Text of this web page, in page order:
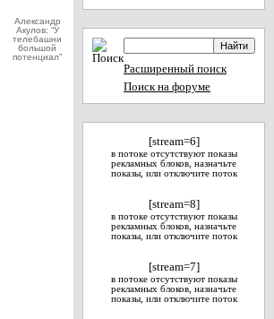
Александр
Акулов: “У
телебашни
большой
потенциал”
Расширенный поиск
Поиск на форуме
[stream=6]
в потоке отсутствуют показы
рекламных блоков, назначьте
показы, или отключите поток
[stream=8]
в потоке отсутствуют показы
рекламных блоков, назначьте
показы, или отключите поток
[stream=7]
в потоке отсутствуют показы
рекламных блоков, назначьте
показы, или отключите поток